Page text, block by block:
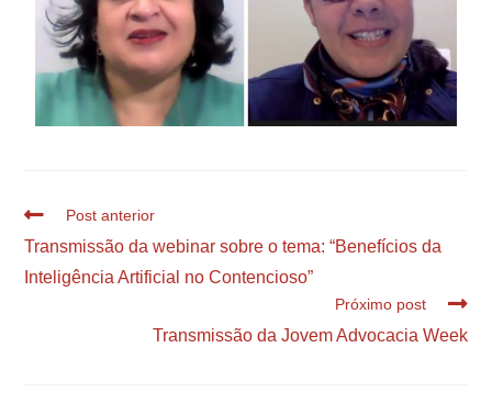
Post anterior
Transmissão da webinar sobre o tema: “Benefícios da
Inteligência Artificial no Contencioso”
Próximo post
Transmissão da Jovem Advocacia Week